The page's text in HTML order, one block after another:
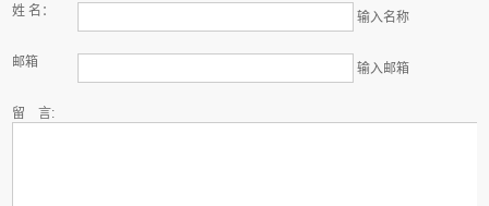
姓 名： 输入名称
邮箱 输入邮箱
留 言: